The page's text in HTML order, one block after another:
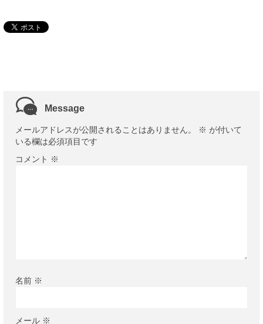
Message
メールアドレスが公開されることはありません。 ※ が付いて
いる欄は必須項目です
コメント ※
名前 ※
メール ※